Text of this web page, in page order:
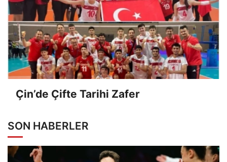
Çin’de Çifte Tarihi Zafer
SON HABERLER